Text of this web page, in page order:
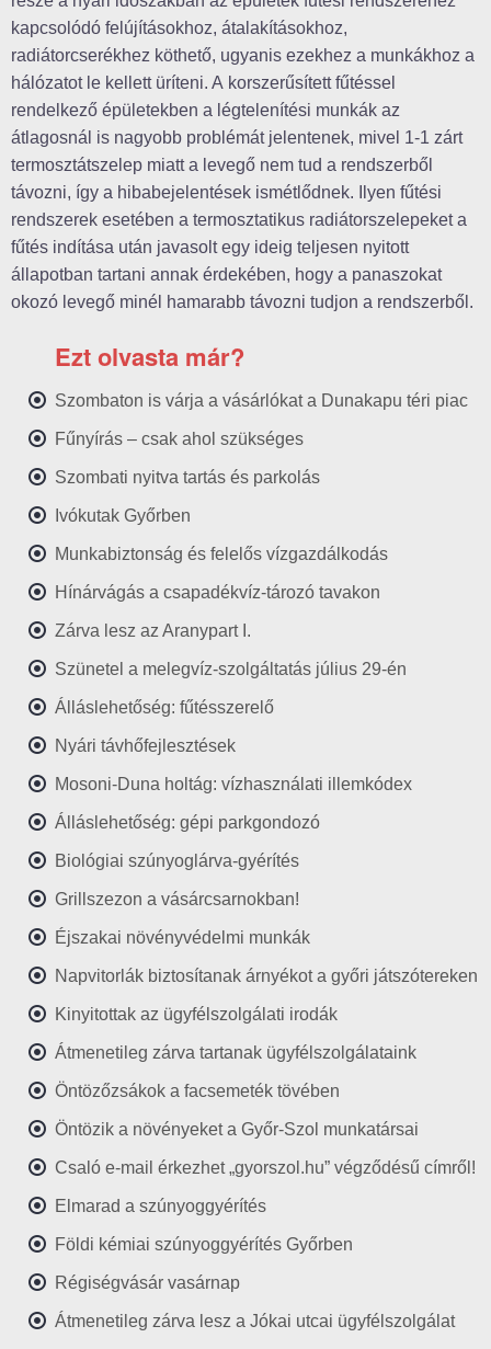
kapcsolódó felújításokhoz, átalakításokhoz,
radiátorcserékhez köthető, ugyanis ezekhez a munkákhoz a
hálózatot le kellett üríteni. A korszerűsített fűtéssel
rendelkező épületekben a légtelenítési munkák az
átlagosnál is nagyobb problémát jelentenek, mivel 1-1 zárt
termosztátszelep miatt a levegő nem tud a rendszerből
távozni, így a hibabejelentések ismétlődnek. Ilyen fűtési
rendszerek esetében a termosztatikus radiátorszelepeket a
fűtés indítása után javasolt egy ideig teljesen nyitott
állapotban tartani annak érdekében, hogy a panaszokat
okozó levegő minél hamarabb távozni tudjon a rendszerből.
Ezt olvasta már?
Szombaton is várja a vásárlókat a Dunakapu téri piac
Fűnyírás – csak ahol szükséges
Szombati nyitva tartás és parkolás
Ivókutak Győrben
Munkabiztonság és felelős vízgazdálkodás
Hínárvágás a csapadékvíz-tározó tavakon
Zárva lesz az Aranypart I.
Szünetel a melegvíz-szolgáltatás július 29-én
Álláslehetőség: fűtésszerelő
Nyári távhőfejlesztések
Mosoni-Duna holtág: vízhasználati illemkódex
Álláslehetőség: gépi parkgondozó
Biológiai szúnyoglárva-gyérítés
Grillszezon a vásárcsarnokban!
Éjszakai növényvédelmi munkák
Napvitorlák biztosítanak árnyékot a győri játszótereken
Kinyitottak az ügyfélszolgálati irodák
Átmenetileg zárva tartanak ügyfélszolgálataink
Öntözőzsákok a facsemeték tövében
Öntözik a növényeket a Győr-Szol munkatársai
Csaló e-mail érkezhet „gyorszol.hu” végződésű címről!
Elmarad a szúnyoggyérítés
Földi kémiai szúnyoggyérítés Győrben
Régiségvásár vasárnap
Átmenetileg zárva lesz a Jókai utcai ügyfélszolgálat